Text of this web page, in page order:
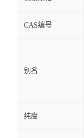
CAS编号
别名
纯度